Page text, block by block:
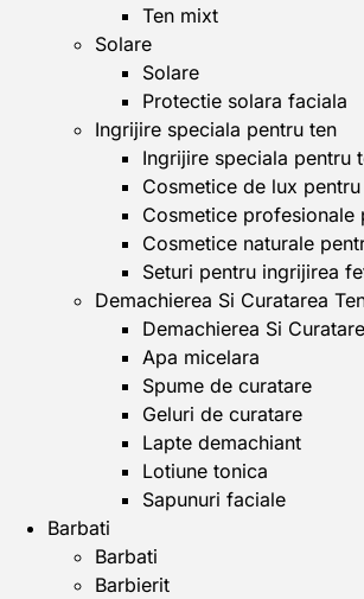
Ten mixt
Solare
Solare
Protectie solara faciala
Ingrijire speciala pentru ten
Ingrijire speciala pentru
Cosmetice de lux
Cosmetice profesionale
Cosmetice naturale
Seturi pentru ingrijirea
Demachierea Si Curatarea
Demachierea Si
Apa micelara
Spume de curatare
Geluri de curatare
Lapte demachiant
Lotiune tonica
Sapunuri faciale
Barbati
Barbati
Barbierit